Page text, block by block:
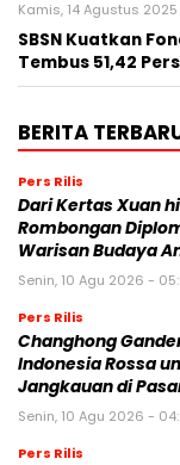
Kamis, 14 Agustus 2025
SBSN Kuatkan
Tembus 51,42
BERITA
Pers Rilis
Dari Kertas Xuan
Rombongan
Warisan Budaya
Senin, 10 Agu 2026 -
Pers Rilis
Changhong
Indonesia Rossa
Jangkauan di
Senin, 10 Agu 2026 -
Pers Rilis